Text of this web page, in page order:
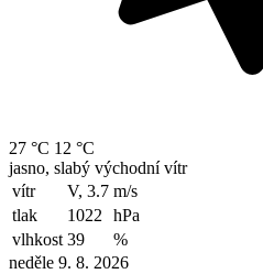
27 °C 12 °C
jasno, slabý východní vítr
vítr
V, 3.7 m/s
tlak
1022 hPa
vlhkost 39
%
neděle 9. 8. 2026